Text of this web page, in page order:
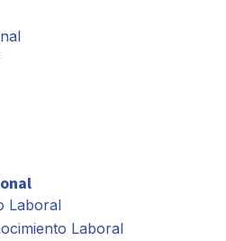
Laboral
Laboral